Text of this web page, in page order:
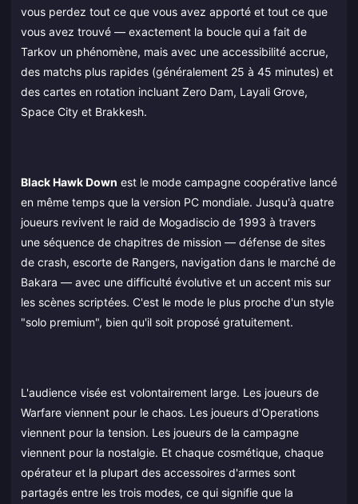
vous perdez tout ce que vous avez apporté et tout ce que
vous avez trouvé — exactement la boucle qui a fait de
Tarkov un phénomène, mais avec une accessibilité accrue,
des matchs plus rapides (généralement 25 à 45 minutes) et
des cartes en rotation incluant Zero Dam, Layali Grove,
Space City et Brakkesh.
Black Hawk Down est le mode campagne coopérative lancé
en même temps que la version PC mondiale. Jusqu'à quatre
joueurs revivent le raid de Mogadiscio de 1993 à travers
une séquence de chapitres de mission — défense de sites
de crash, escorte de Rangers, navigation dans le marché de
Bakara — avec une difficulté évolutive et un accent mis sur
les scènes scriptées. C'est le mode le plus proche d'un style
"solo premium", bien qu'il soit proposé gratuitement.
L'audience visée est volontairement large. Les joueurs de
Warfare viennent pour le chaos. Les joueurs d'Operations
viennent pour la tension. Les joueurs de la campagne
viennent pour la nostalgie. Et chaque cosmétique, chaque
opérateur et la plupart des accessoires d'armes sont
partagés entre les trois modes, ce qui signifie que la